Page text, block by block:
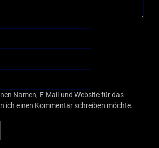
Namen, E-Mail und Website für das
ich einen Kommentar schreiben möchte.